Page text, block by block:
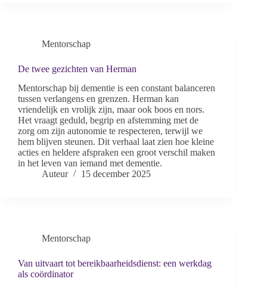
Mentorschap
De twee gezichten van Herman
Mentorschap bij dementie is een constant balanceren
tussen verlangens en grenzen. Herman kan
vriendelijk en vrolijk zijn, maar ook boos en nors.
Het vraagt geduld, begrip en afstemming met de
zorg om zijn autonomie te respecteren, terwijl we
hem blijven steunen. Dit verhaal laat zien hoe kleine
acties en heldere afspraken een groot verschil maken
in het leven van iemand met dementie.
Auteur
15 december 2025
Mentorschap
Van uitvaart tot bereikbaarheidsdienst: een werkdag
als coördinator